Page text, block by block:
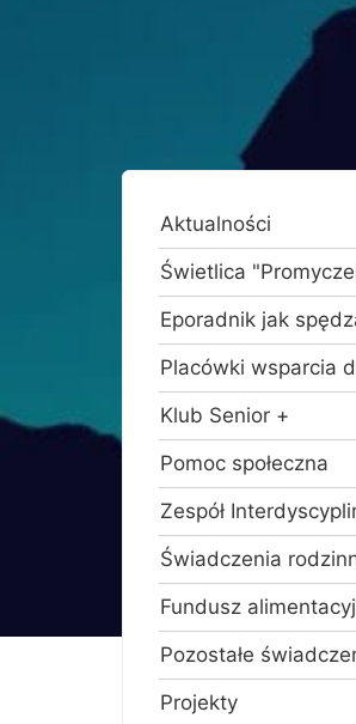
Aktualności
Świetlica
Eporadnik jak
Placówki wsparcia
Klub Senior +
Pomoc społeczna
Zespół
Świadczenia
Fundusz
Pozostałe
Projekty